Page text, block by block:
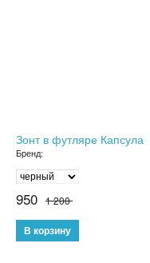
АНТИБЛИКОВЫЕ ОЧКИ
АНТИДОЖДЬ
Зонт в футляре Капсула
Бренд:
950 1 200